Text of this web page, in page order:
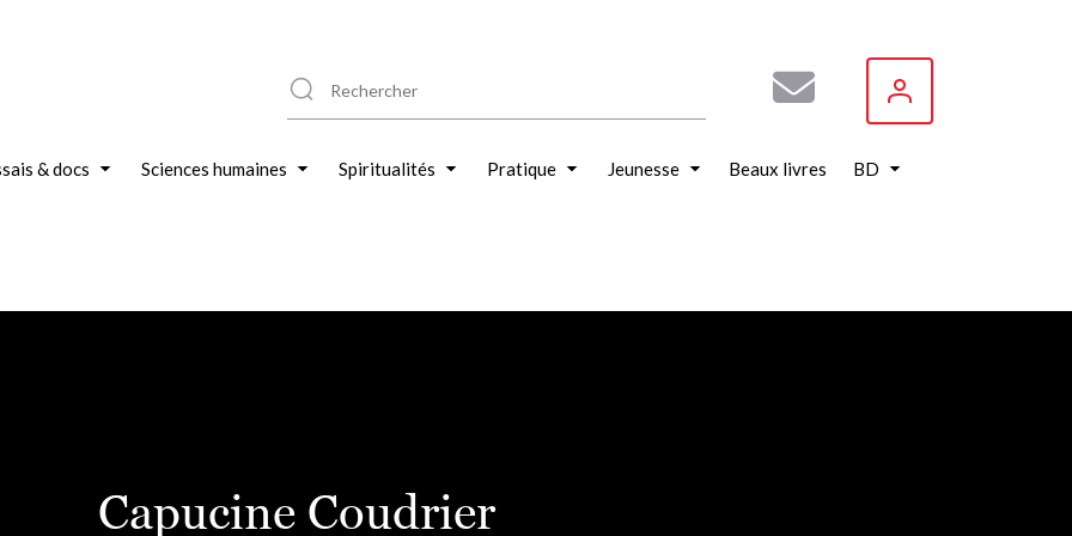
& docs Sciences humaines Spiritualités Pratique Jeunesse Beaux livres BD
Capucine Coudrier